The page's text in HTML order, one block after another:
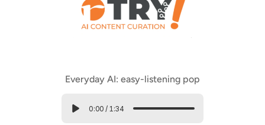
Everyday AI: easy-listening pop
0:00 / 1:34